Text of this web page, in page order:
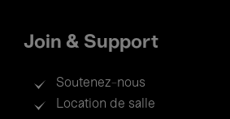
Join & Support
Soutenez-nous
Location de salle